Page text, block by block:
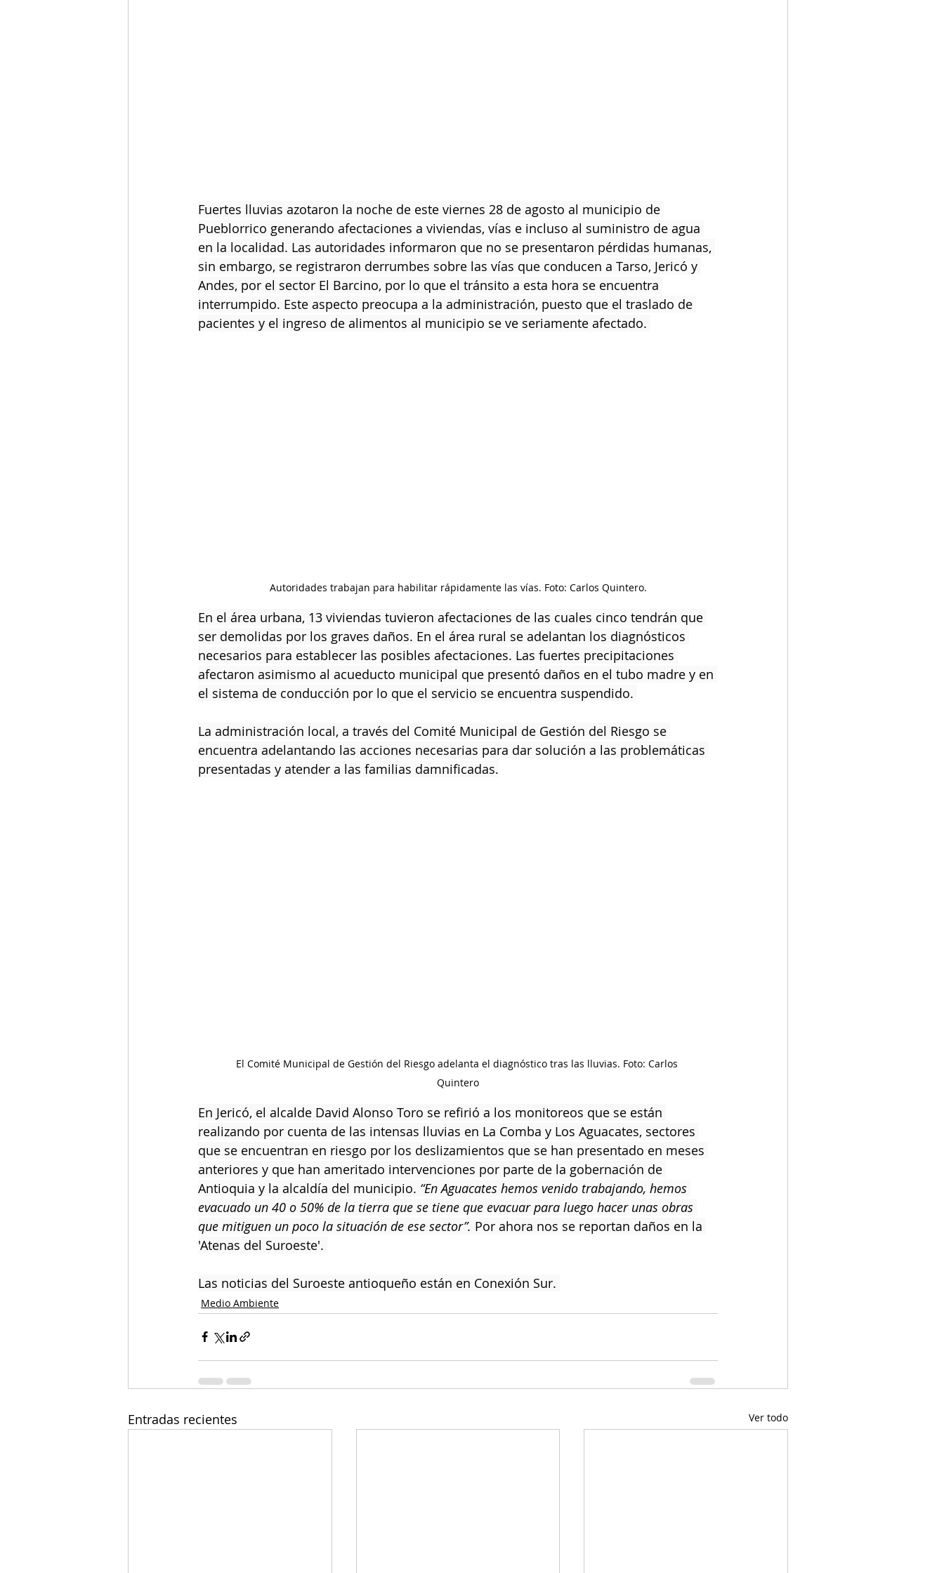
Fuertes lluvias azotaron la noche de este viernes 28 de agosto al municipio de
Pueblorrico generando afectaciones a viviendas, vías e incluso al suministro de agua
en la localidad. Las autoridades informaron que no se presentaron pérdidas humanas,
sin embargo, se registraron derrumbes sobre las vías que conducen a Tarso, Jericó y
Andes, por el sector El Barcino, por lo que el tránsito a esta hora se encuentra
interrumpido. Este aspecto preocupa a la administración, puesto que el traslado de
pacientes y el ingreso de alimentos al municipio se ve seriamente afectado.
Autoridades trabajan para habilitar rápidamente las vías. Foto: Carlos Quintero.
En el área urbana, 13 viviendas tuvieron afectaciones de las cuales cinco tendrán que
ser demolidas por los graves daños. En el área rural se adelantan los diagnósticos
necesarios para establecer las posibles afectaciones. Las fuertes precipitaciones
afectaron asimismo al acueducto municipal que presentó daños en el tubo madre y en
el sistema de conducción por lo que el servicio se encuentra suspendido.
La administración local, a través del Comité Municipal de Gestión del Riesgo se
encuentra adelantando las acciones necesarias para dar solución a las problemáticas
presentadas y atender a las familias damnificadas.
El Comité Municipal de Gestión del Riesgo adelanta el diagnóstico tras las lluvias. Foto: Carlos
Quintero
En Jericó, el alcalde David Alonso Toro se refirió a los monitoreos que se están
realizando por cuenta de las intensas lluvias en La Comba y Los Aguacates, sectores
que se encuentran en riesgo por los deslizamientos que se han presentado en meses
anteriores y que han ameritado intervenciones por parte de la gobernación de
Antioquia y la alcaldía del municipio. “En Aguacates hemos venido trabajando, hemos
evacuado un 40 o 50% de la tierra que se tiene que evacuar para luego hacer unas obras
que mitiguen un poco la situación de ese sector”. Por ahora nos se reportan daños en la
'Atenas del Suroeste'.
Las noticias del Suroeste antioqueño están en Conexión Sur.
Medio Ambiente
Entradas recientes Ver todo